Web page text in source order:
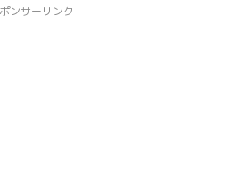
ンサーリンク